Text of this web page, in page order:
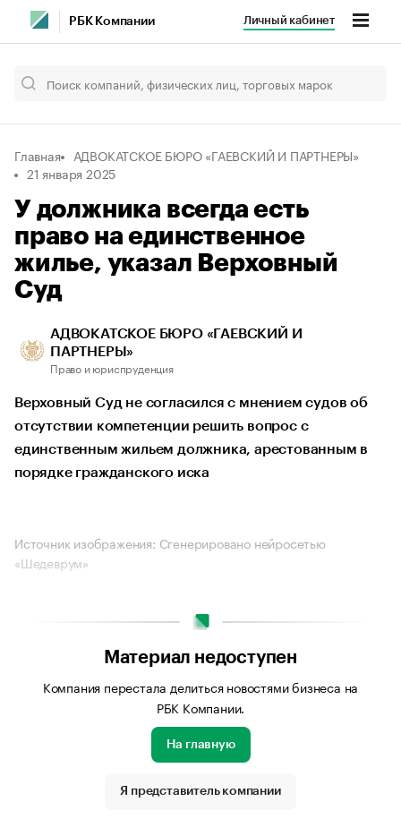
РБК Компании Личный кабинет
Главная
АДВОКАТСКОЕ БЮРО «ГАЕВСКИЙ И ПАРТНЕРЫ»
21 января 2025
У должника всегда есть
право на единственное
жилье, указал Верховный
Суд
АДВОКАТСКОЕ БЮРО «ГАЕВСКИЙ И
ПАРТНЕРЫ»
Право и юриспруденция
Верховный Суд не согласился с мнением судов об
отсутствии компетенции решить вопрос с
единственным жильем должника, арестованным в
порядке гражданского иска
Источник изображения: Сгенерировано нейросетью
«Шедеврум»
Материал недоступен
Компания перестала делиться новостями бизнеса на
РБК Компании.
На главную
Я представитель компании